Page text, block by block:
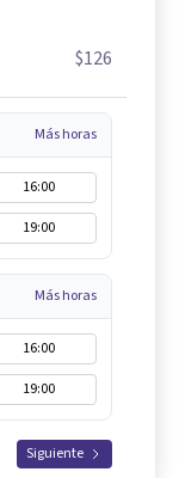
$126
Más horas
16:00
19:00
Más horas
16:00
19:00
Siguiente